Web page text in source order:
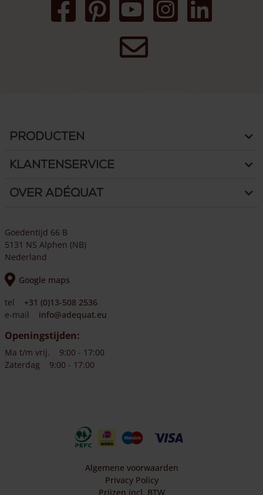
Producten
Klantenservice
Over Adéquat
Goedentijd 66 B
5131 NS Alphen (NB)
Nederland
Google maps
tel
+31 (0)13-508 2536
e-mail
info@adequat.eu
Openingstijden:
Ma t/m vrij.
9:00 - 17:00
Zaterdag
9:00 - 17:00
Algemene voorwaarden
Privacy Policy
Prijzen incl. BTW